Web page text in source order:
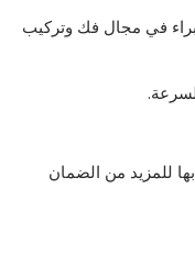
في مجال فك وتركيب
للمزيد من الضمان